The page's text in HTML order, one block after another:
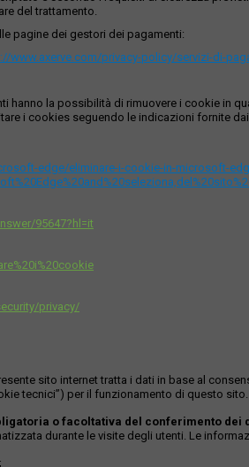
del trattamento.
pagine dei gestori dei pagamenti:
www.axerve.com/privacy-policy/servizi-di-
hanno la possibilità di rimuovere i cookie in
i cookies seguendo le indicazioni fornite
edge/eliminare-i-cookie-in-microsoft-
95647?hl=it
privacy/
sito internet tratta i dati in base al
tecnici”) per il funzionamento di questo sito.
o facoltativa del conferimento dei
durante le visite degli utenti. Le